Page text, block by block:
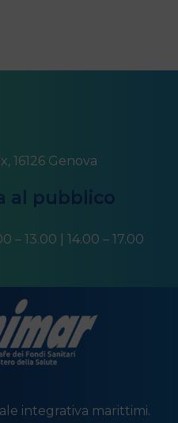
16126 Genova
al pubblico
13.00 | 14.00 – 17.00
integrativa marittimi.